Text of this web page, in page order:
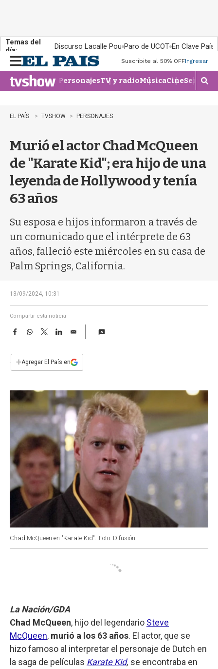
Temas del
día:
Discurso Lacalle Pou Paro de UCOT En Clave País
n
u
Suscribite al 50% OFFIngresar
PersonajesTV y radioMúsicaCineSeries
M
o
�
EL PAÍS TVSHOW PERSONAJES
Murió el actor Chad McQueen
de "Karate Kid"; era hijo de una
leyenda de Hollywood y tenía
63 años
Su esposa e hijos informaron a través de
un comunicado que el intérprete de 63
años, falleció este miércoles en su casa de
Palm Springs, California.
13/09/2024, 10:31
Compartir esta noticia
F
e
b
k
W
s
T
w
t
L
n
E
i
l
+Agregar El País en
Chad McQueen en "Karate Kid". Foto: Difusión.
La Nación/GDA
Chad McQueen, hijo del legendario Steve
McQueen, murió a los 63 años. El actor, que se
hizo famoso al interpretar el personaje de Dutch en
la saga de películas Karate Kid, se encontraba en